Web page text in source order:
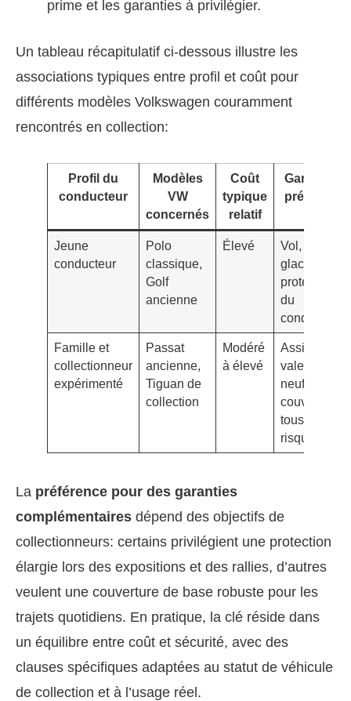
prime et les garanties à privilégier.
Un tableau récapitulatif ci-dessous illustre les
associations typiques entre profil et coût pour
différents modèles Volkswagen couramment
rencontrés en collection:
Profil du
conducteur
Modèles
VW
concernés
Coût
typique
relatif
Garanties
préférées
Jeune
conducteur
Polo
classique,
Golf
ancienne
Élevé
Vol, bris de
glace,
protection
du
conducteur
Famille et
collectionneur
expérimenté
Passat
ancienne,
Tiguan de
collection
Modéré
à élevé
Assistance,
valeur à
neuf,
couverture
tous
risques
La préférence pour des garanties
complémentaires dépend des objectifs de
collectionneurs: certains privilégient une protection
élargie lors des expositions et des rallies, d’autres
veulent une couverture de base robuste pour les
trajets quotidiens. En pratique, la clé réside dans
un équilibre entre coût et sécurité, avec des
clauses spécifiques adaptées au statut de véhicule
de collection et à l’usage réel.